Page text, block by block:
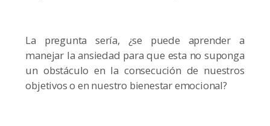
La pregunta sería, ¿se puede aprender a
manejar la ansiedad para que esta no suponga
un obstáculo en la consecución de nuestros
objetivos o en nuestro bienestar emocional?